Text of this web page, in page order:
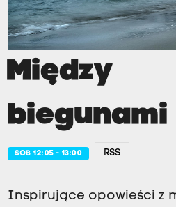
Między
biegunami
SOB 12:05 - 13:00 RSS
Inspirujące opowieści z